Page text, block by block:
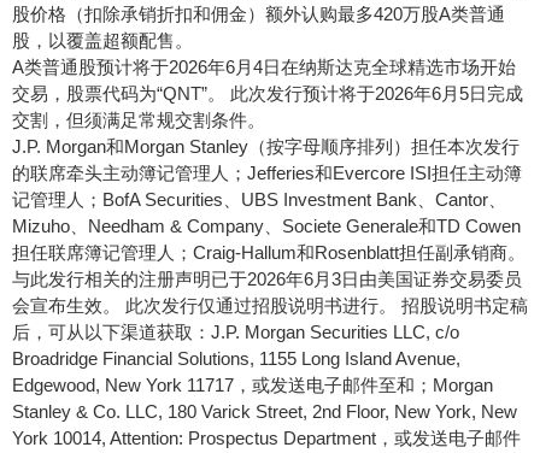
股价格（扣除承销折扣和佣金）额外认购最多420万股A类普通
股，以覆盖超额配售。
A类普通股预计将于2026年6月4日在纳斯达克全球精选市场开始
交易，股票代码为“QNT”。 此次发行预计将于2026年6月5日完成
交割，但须满足常规交割条件。
J.P. Morgan和Morgan Stanley（按字母顺序排列）担任本次发行
的联席牵头主动簿记管理人；Jefferies和Evercore ISI担任主动簿
记管理人；BofA Securities、UBS Investment Bank、Cantor、
Mizuho、Needham & Company、Societe Generale和TD Cowen
担任联席簿记管理人；Craig-Hallum和Rosenblatt担任副承销商。
与此发行相关的注册声明已于2026年6月3日由美国证券交易委员
会宣布生效。 此次发行仅通过招股说明书进行。 招股说明书定稿
后，可从以下渠道获取：J.P. Morgan Securities LLC, c/o
Broadridge Financial Solutions, 1155 Long Island Avenue,
Edgewood, New York 11717，或发送电子邮件至和；Morgan
Stanley & Co. LLC, 180 Varick Street, 2nd Floor, New York, New
York 10014, Attention: Prospectus Department，或发送电子邮件